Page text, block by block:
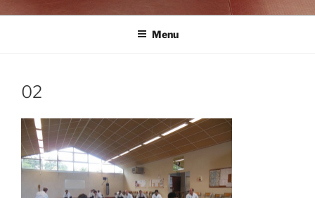
Menu
02